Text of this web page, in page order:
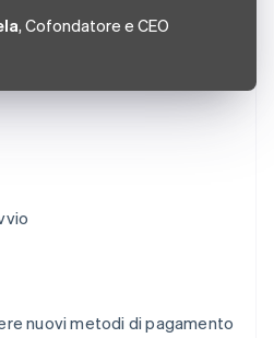
nuovi metodi di pagamento
, Cofondatore e CEO